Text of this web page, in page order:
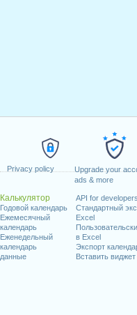
Privacy policy
Upgrade your
ads & more
Калькулятор
Годовой календарь
Ежемесячный
календарь
Еженедельный
календарь
данные
API for developers
Стандартный
Excel
в Excel
Экспорт
Вставить виджет